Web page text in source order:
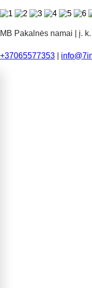
MB Pakalnės namai | į.
+37065577353